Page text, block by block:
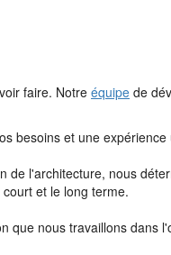
faire. Notre équipe de
besoins et une
l'architecture, nous
et le long terme.
que nous travaillons dans